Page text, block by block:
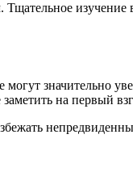
изучение
значительно
на первый